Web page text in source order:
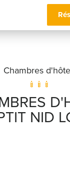
Chambres
NID